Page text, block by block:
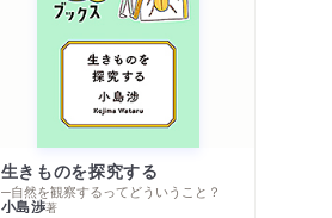
生きものを探究する
─自然を観察するってどういうこと？
小島渉著